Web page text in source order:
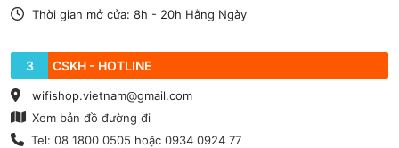
Thời gian mở cửa: 8h - 20h Hằng Ngày
3 CSKH - HOTLINE
wifishop.vietnam@gmail.com
Xem bản đồ đường đi
Tel: 08 1800 0505 hoặc 0934 0924 77